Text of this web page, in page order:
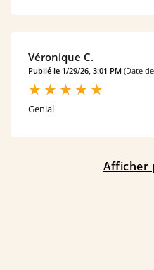
Véronique C.
Publié le 1/29/26, 3:01 PM (Date
Genial
Afficher